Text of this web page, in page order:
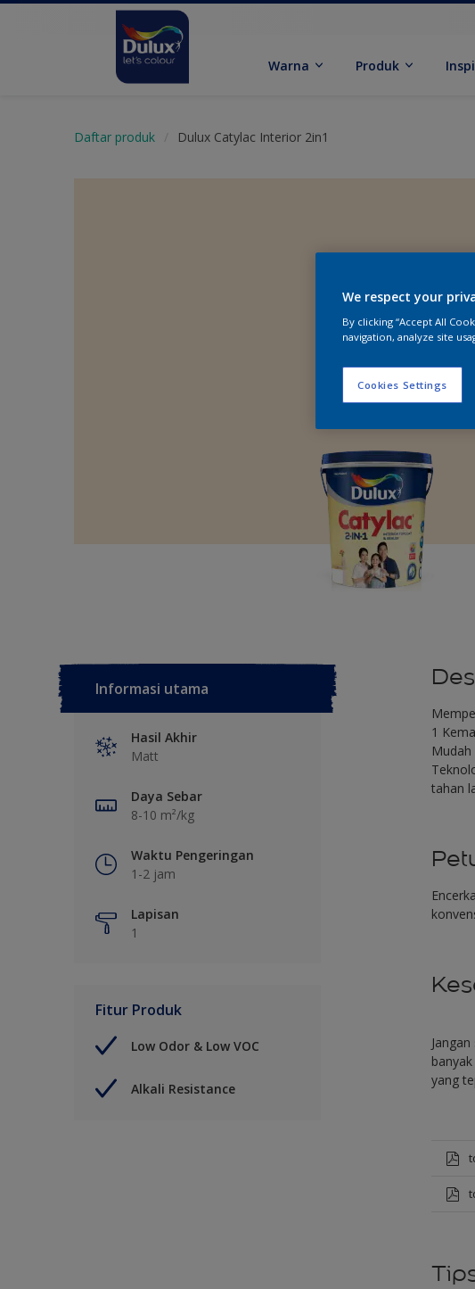
Warna Produk
Daftar produk Dulux Catylac Interior 2in1
Informasi utama
Hasil Akhir
Matt
Daya Sebar
8-10 m²/kg
Waktu Pengeringan
1-2 jam
Lapisan
1
Fitur Produk
Low Odor & Low VOC
Alkali Resistance
1
tahan
yang
We respect your
By clicking “Accept All
navigation, analyze site
Cookies Settings